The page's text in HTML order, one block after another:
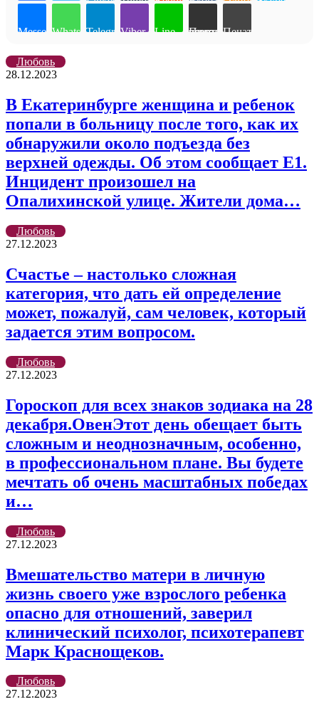
MessengerWhatsAppTelegramViber Line Поделиться через электронную почту Печатать
Любовь
28.12.2023
В Екатеринбурге женщина и ребенок
попали в больницу после того, как их
обнаружили около подъезда без
верхней одежды. Об этом сообщает Е1.
Инцидент произошел на
Опалихинской улице. Жители дома…
Любовь
27.12.2023
Счастье – настолько сложная
категория, что дать ей определение
может, пожалуй, сам человек, который
задается этим вопросом.
Любовь
27.12.2023
Гороскоп для всех знаков зодиака на 28
декабря.ОвенЭтот день обещает быть
сложным и неоднозначным, особенно,
в профессиональном плане. Вы будете
мечтать об очень масштабных победах
и…
Любовь
27.12.2023
Вмешательство матери в личную
жизнь своего уже взрослого ребенка
опасно для отношений, заверил
клинический психолог, психотерапевт
Марк Краснощеков.
Любовь
27.12.2023